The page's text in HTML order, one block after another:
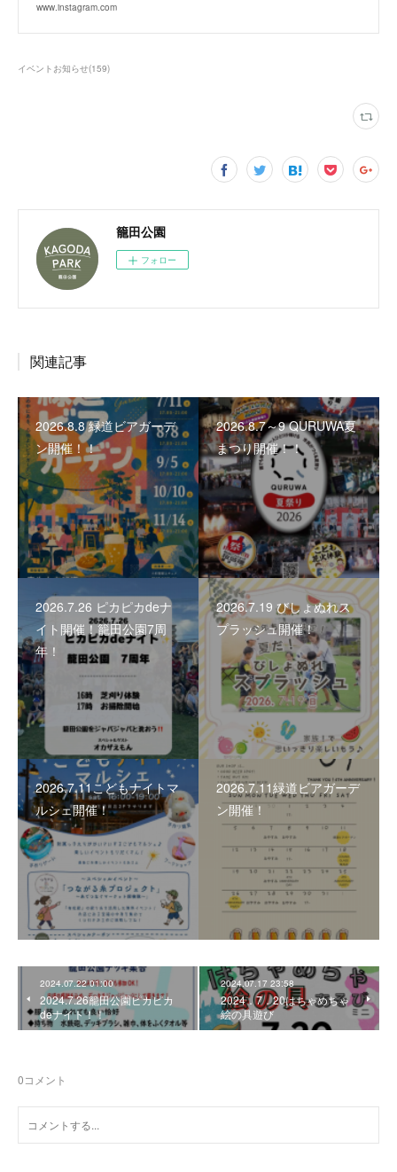
www.instagram.com
イベントお知らせ(159)
籠田公園
フォロー
関連記事
2026.8.8 緑道ビアガーデ
ン開催！！
2026.8.7～9 QURUWA夏
まつり開催！！
2026.7.26 ピカピカdeナ
イト開催！籠田公園7周
年！
2026.7.19 びしょぬれス
プラッシュ開催！
2026.7.11こどもナイトマ
ルシェ開催！
2026.7.11緑道ビアガーデ
ン開催！
2024.07.22 01:00
2024.7.26籠田公園ピカピカ
deナイト！！
2024.07.17 23:58
2024．7．20はちゃめちゃ
絵の具遊び
0コメント